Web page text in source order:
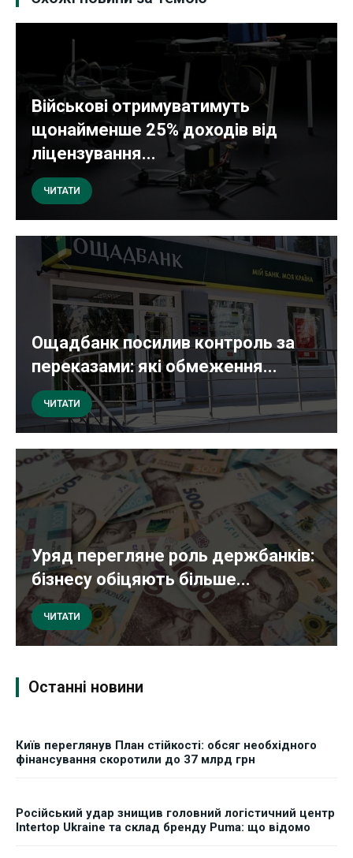
Військові отримуватимуть
щонайменше 25% доходів від
ліцензування...
ЧИТАТИ
Ощадбанк посилив контроль за
переказами: які обмеження...
ЧИТАТИ
Уряд перегляне роль держбанків:
бізнесу обіцяють більше...
ЧИТАТИ
Останні новини
Київ переглянув План стійкості: обсяг необхідного
фінансування скоротили до 37 млрд грн
Російський удар знищив головний логістичний центр
Intertop Ukraine та склад бренду Puma: що відомо